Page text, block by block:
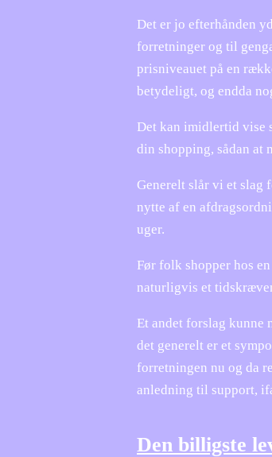
Det er jo efterhånden
forretninger og til
prisniveauet på en
betydeligt, og endda
Det kan imidlertid vise
din shopping, sådan at
Generelt slår vi et slag
nytte af en
uger.
Før folk shopper hos
naturligvis et
Et andet forslag kunne
det generelt er et
forretningen nu og da
anledning til support,
Den billigste